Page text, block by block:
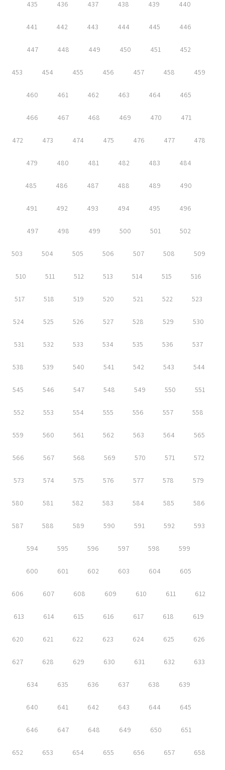
435 436 437 438 439 440
441 442 443 444 445 446
447 448 449 450 451 452
453 454 455 456 457 458 459
460 461 462 463 464 465
466 467 468 469 470 471
472 473 474 475 476 477 478
479 480 481 482 483 484
485 486 487 488 489 490
491 492 493 494 495 496
497 498 499 500 501 502
503 504 505 506 507 508 509
510 511 512 513 514 515 516
517 518 519 520 521 522 523
524 525 526 527 528 529 530
531 532 533 534 535 536 537
538 539 540 541 542 543 544
545 546 547 548 549 550 551
552 553 554 555 556 557 558
559 560 561 562 563 564 565
566 567 568 569 570 571 572
573 574 575 576 577 578 579
580 581 582 583 584 585 586
587 588 589 590 591 592 593
594 595 596 597 598 599
600 601 602 603 604 605
606 607 608 609 610 611 612
613 614 615 616 617 618 619
620 621 622 623 624 625 626
627 628 629 630 631 632 633
634 635 636 637 638 639
640 641 642 643 644 645
646 647 648 649 650 651
652 653 654 655 656 657 658